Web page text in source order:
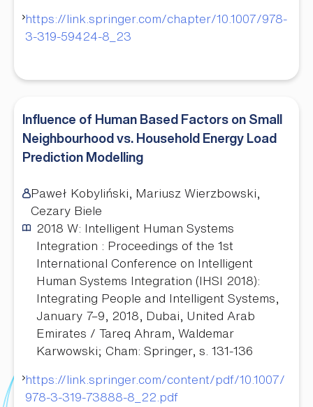
https://link.springer.com/chapter/10.1007/978-
3-319-59424-8_23
Influence of Human Based Factors on Small
Neighbourhood vs. Household Energy Load
Prediction Modelling
Paweł Kobyliński, Mariusz Wierzbowski,
Cezary Biele
2018 W: Intelligent Human Systems
Integration : Proceedings of the 1st
International Conference on Intelligent
Human Systems Integration (IHSI 2018):
Integrating People and Intelligent Systems,
January 7–9, 2018, Dubai, United Arab
Emirates / Tareq Ahram, Waldemar
Karwowski; Cham: Springer, s. 131-136
https://link.springer.com/content/pdf/10.1007/
978-3-319-73888-8_22.pdf